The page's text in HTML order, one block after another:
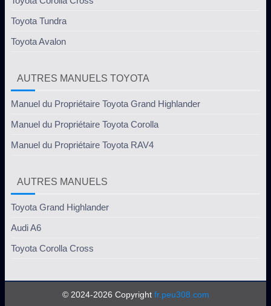
Toyota Tundra
Toyota Avalon
AUTRES MANUELS TOYOTA
Manuel du Propriétaire Toyota Grand Highlander
Manuel du Propriétaire Toyota Corolla
Manuel du Propriétaire Toyota RAV4
AUTRES MANUELS
Toyota Grand Highlander
Audi A6
Toyota Corolla Cross
© 2024-2026 Copyright fr.peu308.com